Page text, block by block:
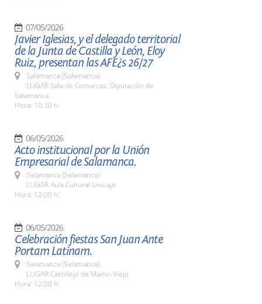
07/05/2026
Javier Iglesias, y el delegado territorial
de la Junta de Castilla y León, Eloy
Ruiz, presentan las AFE¿s 26/27
Salamanca (Salamanca)
LUGAR Sala de Comarcas. Diputación de
Salamanca
Hora: 10:30 h.
06/05/2026
Acto institucional por la Unión
Empresarial de Salamanca.
Salamanca (Salamanca)
LUGAR Aula Cultural Unicaja
Hora: 12:00 h.
06/05/2026
Celebración fiestas San Juan Ante
Portam Latinam.
Salamanca (Salamanca)
LUGAR Castillejo de Martín Viejo
Hora: 12:00 h.